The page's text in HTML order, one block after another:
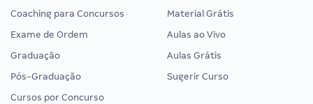
Coaching para Concursos
Exame de Ordem
Graduação
Pós-Graduação
Cursos por Concurso
Material Grátis
Aulas ao Vivo
Aulas Grátis
Sugerir Curso